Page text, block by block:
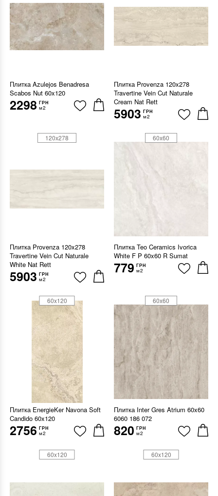
Плитка Azulejos Benadresa
Scabos Nut 60x120
2298 ГРН
м2
Плитка Provenza 120x278
Travertine Vein Cut Naturale
Cream Nat Rett
5903 ГРН
м2
Плитка Provenza 120x278
Travertine Vein Cut Naturale
White Nat Rett
5903 ГРН
м2
120x278
Плитка Teo Ceramics Ivorica
White F P 60x60 R Sumat
779 ГРН
м2
60x60
Плитка EnergieKer Navona Soft
Candido 60x120
2756 ГРН
м2
60x120
Плитка Inter Gres Atrium 60x60
6060 186 072
820 ГРН
м2
60x60
60x120 60x120